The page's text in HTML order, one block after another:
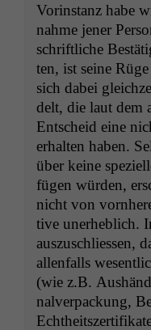
Vorin­stanz habe
nahme jen­er
schriftliche
ten, ist seine
sich dabei
delt, die laut dem
Entscheid eine
erhal­ten haben.
über keine
fü­gen wür­den,
nicht von
tive uner­he­blich.
auszuschliessen,
allen­falls
(wie z.B.
nalver­pack­ung,